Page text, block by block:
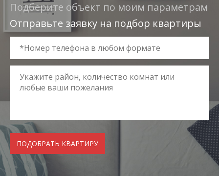
Подберите объект по моим параметрам
Отправьте заявку на подбор квартиры